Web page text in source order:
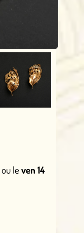
ou le ven 14